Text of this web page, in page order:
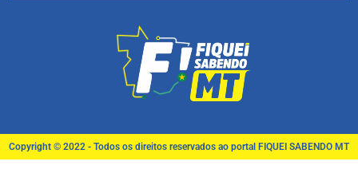
Copyright © 2022 - Todos os direitos reservados ao portal FIQUEI SABENDO MT